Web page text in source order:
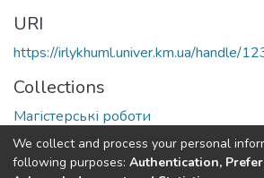
URI
https://irlykhuml.univer.km.ua/handle/
Collections
Магістерські роботи
Full item page
We collect and process your personal
following purposes: Authentication,